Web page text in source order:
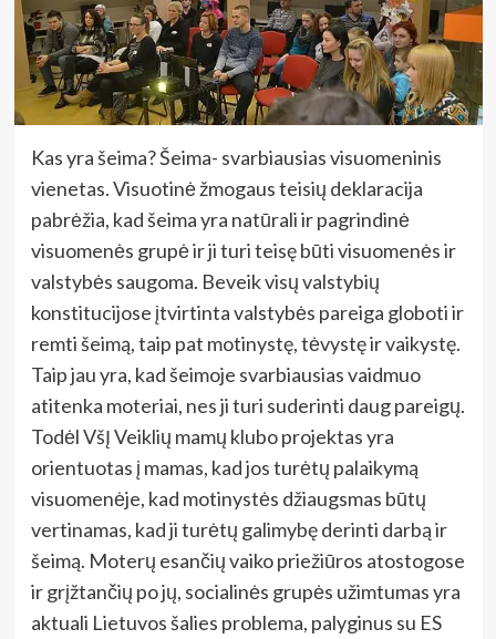
Kas yra šeima? Šeima- svarbiausias visuomeninis
vienetas. Visuotinė žmogaus teisių deklaracija
pabrėžia, kad šeima yra natūrali ir pagrindinė
visuomenės grupė ir ji turi teisę būti visuomenės ir
valstybės saugoma. Beveik visų valstybių
konstitucijose įtvirtinta valstybės pareiga globoti ir
remti šeimą, taip pat motinystę, tėvystę ir vaikystę.
Taip jau yra, kad šeimoje svarbiausias vaidmuo
atitenka moteriai, nes ji turi suderinti daug pareigų.
Todėl VšĮ Veiklių mamų klubo projektas yra
orientuotas į mamas, kad jos turėtų palaikymą
visuomenėje, kad motinystės džiaugsmas būtų
vertinamas, kad ji turėtų galimybę derinti darbą ir
šeimą. Moterų esančių vaiko priežiūros atostogose
ir grįžtančių po jų, socialinės grupės užimtumas yra
aktuali Lietuvos šalies problema, palyginus su ES